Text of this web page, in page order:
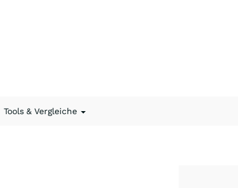
Tools & Vergleiche